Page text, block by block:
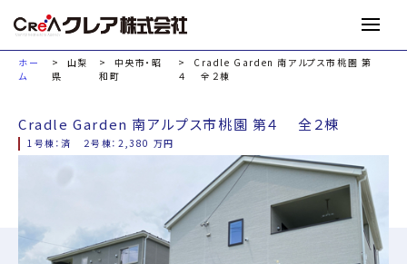
ホー
ム
山梨
県
中央市・昭
和町
Cradle Garden 南アルプス市桃園 第
４ 全２棟
Cradle Garden 南アルプス市桃園 第４ 全２棟
1号棟：済 ２号棟：2,380 万円